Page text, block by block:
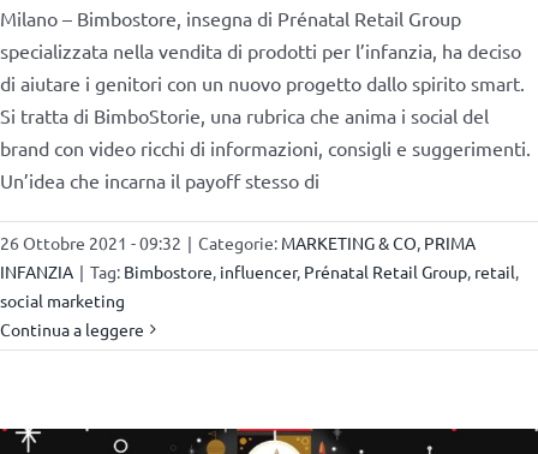
Milano – Bimbostore, insegna di Prénatal Retail Group
specializzata nella vendita di prodotti per l’infanzia, ha deciso
di aiutare i genitori con un nuovo progetto dallo spirito smart.
Si tratta di BimboStorie, una rubrica che anima i social del
brand con video ricchi di informazioni, consigli e suggerimenti.
Un’idea che incarna il payoff stesso di
26 Ottobre 2021 - 09:32 | Categorie: MARKETING & CO, PRIMA
INFANZIA | Tag: Bimbostore, influencer, Prénatal Retail Group, retail,
social marketing
Continua a leggere